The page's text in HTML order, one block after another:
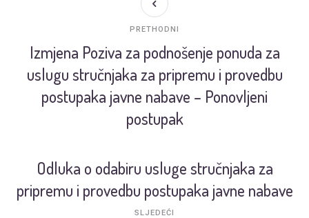
Izmjena Poziva za podnošenje ponuda za
uslugu stručnjaka za pripremu i provedbu
postupaka javne nabave – Ponovljeni
postupak
PRETHODNI
Odluka o odabiru usluge stručnjaka za
pripremu i provedbu postupaka javne nabave
SLJEDEĆI